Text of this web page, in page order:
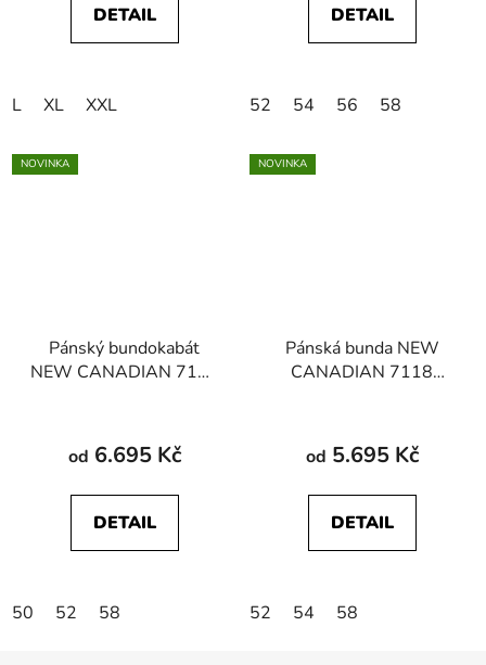
DETAIL
L XL XXL
DETAIL
52 54 56 58
NOVINKA
Pánský bundokabát
NEW CANADIAN 7118
od 6.695 Kč
DETAIL
50 52 58
NOVINKA
Pánská bunda NEW
CANADIAN 7118
od 5.695 Kč
DETAIL
52 54 58